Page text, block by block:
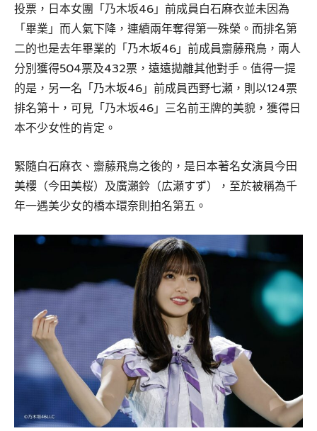
投票，日本女團「乃木坂46」前成員白石麻衣並未因為
「畢業」而人氣下降，連續兩年奪得第一殊榮。而排名第
二的也是去年畢業的「乃木坂46」前成員齋藤飛鳥，兩人
分別獲得504票及432票，遠遠拋離其他對手。值得一提
的是，另一名「乃木坂46」前成員西野七瀬，則以124票
排名第十，可見「乃木坂46」三名前王牌的美貌，獲得日
本不少女性的肯定。
緊隨白石麻衣、齋藤飛鳥之後的，是日本著名女演員今田
美櫻（今田美桜）及廣瀨鈴（広瀬すず），至於被稱為千
年一遇美少女的橋本環奈則拍名第五。